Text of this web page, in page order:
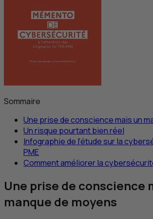
Sommaire
Une prise de conscience mais un
Un risque pourtant bien réel
Infographie de l’étude sur la
PME
Comment améliorer la
Une prise de conscience
manque de moyens